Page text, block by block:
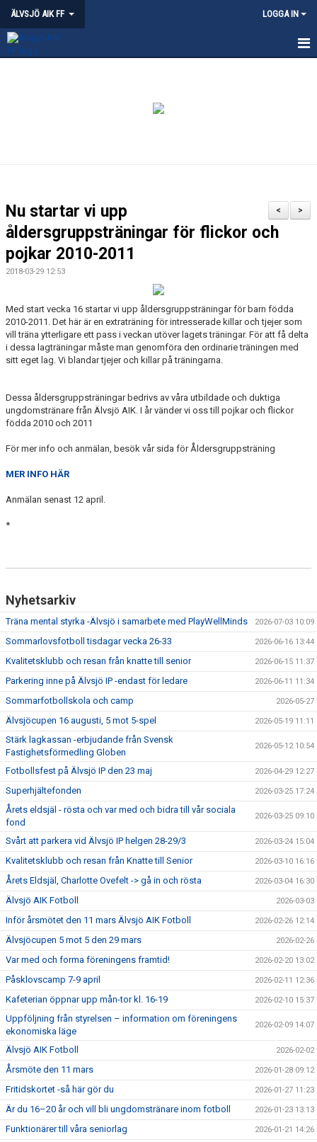
ÄLVSJÖ AIK FF LOGGA IN
ÄLVSJÖS IDROTTSPLATSER
KLÄDPROFIL
VÅRDNADSHAVARE
MATCHER
>
<
Nu startar vi upp
åldersgruppsträningar för flickor och
pojkar 2010-2011
2018-03-29 12:53
Med start vecka 16 startar vi upp åldersgruppsträningar för barn födda
2010-2011. Det här är en extraträning för intresserade killar och tjejer som
vill träna ytterligare ett pass i veckan utöver lagets träningar. För att få delta
i dessa lagträningar måste man genomföra den ordinarie träningen med
sitt eget lag. Vi blandar tjejer och killar på träningarna.
Dessa åldersgruppsträningar bedrivs av våra utbildade och duktiga
ungdomstränare från Älvsjö AIK. I år vänder vi oss till pojkar och flickor
födda 2010 och 2011
För mer info och anmälan, besök vår sida för Åldersgruppsträning
MER INFO HÄR
Anmälan senast 12 april.
*
Nyhetsarkiv
Träna mental styrka -Älvsjö i samarbete med PlayWellMinds 2026-07-03 10:09
Sommarlovsfotboll tisdagar vecka 26-33 2026-06-16 13:44
Kvalitetsklubb och resan från knatte till senior 2026-06-15 11:37
Parkering inne på Älvsjö IP -endast för ledare 2026-06-11 11:34
Sommarfotbollskola och camp 2026-05-27
Älvsjöcupen 16 augusti, 5 mot 5-spel 2026-05-19 11:11
Stärk lagkassan -erbjudande från Svensk
Fastighetsförmedling Globen
2026-05-12 10:54
Fotbollsfest på Älvsjö IP den 23 maj 2026-04-29 12:27
Superhjältefonden 2026-03-25 17:24
Årets eldsjäl - rösta och var med och bidra till vår sociala
fond
2026-03-25 09:10
Svårt att parkera vid Älvsjö IP helgen 28-29/3 2026-03-24 15:04
Kvalitetsklubb och resan från Knatte till Senior 2026-03-10 16:16
Årets Eldsjäl, Charlotte Ovefelt -> gå in och rösta 2026-03-04 16:30
Älvsjö AIK Fotboll 2026-03-03
Inför årsmötet den 11 mars Älvsjö AIK Fotboll 2026-02-26 12:14
Älvsjöcupen 5 mot 5 den 29 mars 2026-02-26
Var med och forma föreningens framtid! 2026-02-20 13:02
Påsklovscamp 7-9 april 2026-02-11 12:36
Kafeterian öppnar upp mån-tor kl. 16-19 2026-02-10 15:37
Uppföljning från styrelsen – information om föreningens
ekonomiska läge
2026-02-09 14:07
Älvsjö AIK Fotboll 2026-02-02
Årsmöte den 11 mars 2026-01-28 09:12
Fritidskortet -så här gör du 2026-01-27 11:23
Är du 16–20 år och vill bli ungdomstränare inom fotboll 2026-01-23 13:13
Funktionärer till våra seniorlag 2026-01-21 14:26